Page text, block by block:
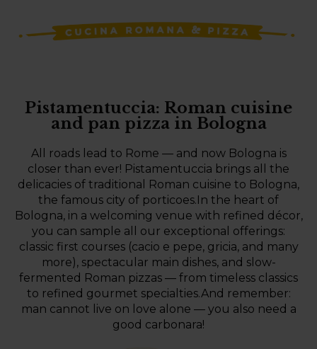
Pistamentuccia: Roman cuisine
and pan pizza in Bologna
All roads lead to Rome — and now Bologna is
closer than ever! Pistamentuccia brings all the
delicacies of traditional Roman cuisine to Bologna,
the famous city of porticoes.In the heart of
Bologna, in a welcoming venue with refined décor,
you can sample all our exceptional offerings:
classic first courses (cacio e pepe, gricia, and many
more), spectacular main dishes, and slow-
fermented Roman pizzas — from timeless classics
to refined gourmet specialties.And remember:
man cannot live on love alone — you also need a
good carbonara!